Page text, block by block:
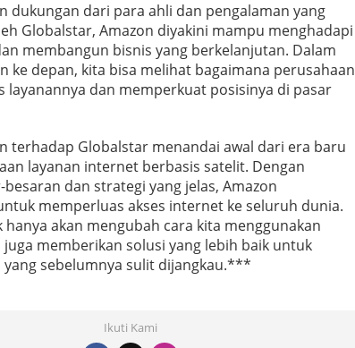
dukungan dari para ahli dan pengalaman yang
Globalstar, Amazon diyakini mampu menghadapi
membangun bisnis yang berkelanjutan. Dalam
ke depan, kita bisa melihat bagaimana perusahaan
layanannya dan memperkuat posisinya di pasar
terhadap Globalstar menandai awal dari era baru
layanan internet berbasis satelit. Dengan
dan strategi yang jelas, Amazon
memperluas akses internet ke seluruh dunia.
hanya akan mengubah cara kita menggunakan
memberikan solusi yang lebih baik untuk
yang sebelumnya sulit dijangkau.***
Ikuti Kami